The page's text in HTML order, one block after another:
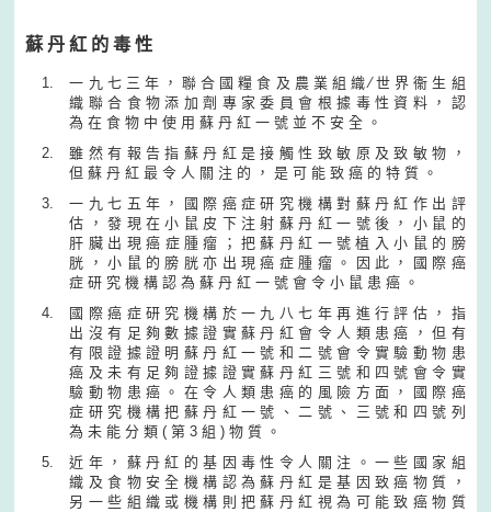
蘇 丹 紅 的 毒 性
一 九 七 三 年 ， 聯 合 國 糧 食 及 農 業 組 織 ∕ 世 界 衞 生 組
織 聯 合 食 物 添 加 劑 專 家 委 員 會 根 據 毒 性 資 料 ， 認
為 在 食 物 中 使 用 蘇 丹 紅 一 號 並 不 安 全 。
雖 然 有 報 告 指 蘇 丹 紅 是 接 觸 性 致 敏 原 及 致 敏 物 ，
但 蘇 丹 紅 最 令 人 關 注 的 ， 是 可 能 致 癌 的 特 質 。
一 九 七 五 年 ， 國 際 癌 症 研 究 機 構 對 蘇 丹 紅 作 出 評
估 ， 發 現 在 小 鼠 皮 下 注 射 蘇 丹 紅 一 號 後 ， 小 鼠 的
肝 臟 出 現 癌 症 腫 瘤 ； 把 蘇 丹 紅 一 號 植 入 小 鼠 的 膀
胱 ， 小 鼠 的 膀 胱 亦 出 現 癌 症 腫 瘤 。 因 此 ， 國 際 癌
症 研 究 機 構 認 為 蘇 丹 紅 一 號 會 令 小 鼠 患 癌 。
國 際 癌 症 研 究 機 構 於 一 九 八 七 年 再 進 行 評 估 ， 指
出 沒 有 足 夠 數 據 證 實 蘇 丹 紅 會 令 人 類 患 癌 ， 但 有
有 限 證 據 證 明 蘇 丹 紅 一 號 和 二 號 會 令 實 驗 動 物 患
癌 及 未 有 足 夠 證 據 證 實 蘇 丹 紅 三 號 和 四 號 會 令 實
驗 動 物 患 癌 。 在 令 人 類 患 癌 的 風 險 方 面 ， 國 際 癌
症 研 究 機 構 把 蘇 丹 紅 一 號 、 二 號 、 三 號 和 四 號 列
為 未 能 分 類 ( 第 3 組 ) 物 質 。
近 年 ， 蘇 丹 紅 的 基 因 毒 性 令 人 關 注 。 一 些 國 家 組
織 及 食 物 安 全 機 構 認 為 蘇 丹 紅 是 基 因 致 癌 物 質 ，
另 一 些 組 織 或 機 構 則 把 蘇 丹 紅 視 為 可 能 致 癌 物 質